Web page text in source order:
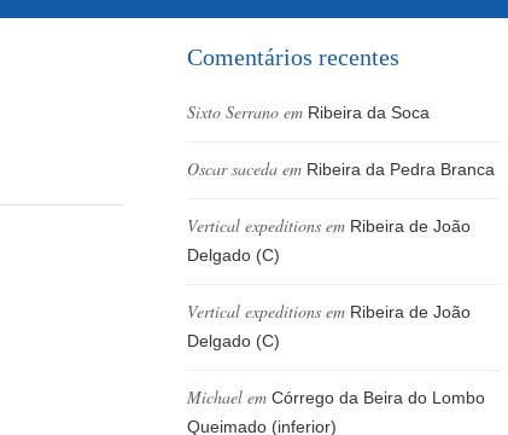
Comentários recentes
Sixto Serrano em Ribeira da Soca
Oscar saceda em Ribeira da Pedra Branca
Vertical expeditions em Ribeira de João
Delgado (C)
Vertical expeditions em Ribeira de João
Delgado (C)
Michael em Córrego da Beira do Lombo
Queimado (inferior)